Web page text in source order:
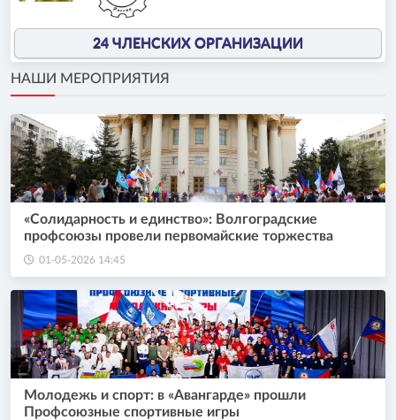
24 ЧЛЕНСКИХ ОРГАНИЗАЦИИ
НАШИ МЕРОПРИЯТИЯ
«Солидарность и единство»: Волгоградские
профсоюзы провели первомайские торжества
01-05-2026 14:45
Молодежь и спорт: в «Авангарде» прошли
Профсоюзные спортивные игры